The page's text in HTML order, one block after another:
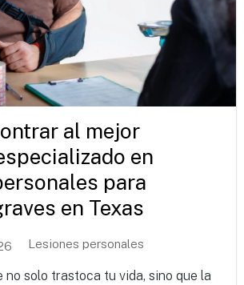
al mejor
en
para
en Texas
Lesiones personales
no solo trastoca tu vida, sino que la